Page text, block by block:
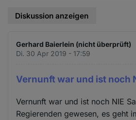
Diskussion anzeigen
Gerhard Baierlein (nicht überprüft)
Di. 30 Apr 2019 - 17:59
Vernunft war und ist noch
Vernunft war und ist noch NIE
Regierenden gewesen, es geht